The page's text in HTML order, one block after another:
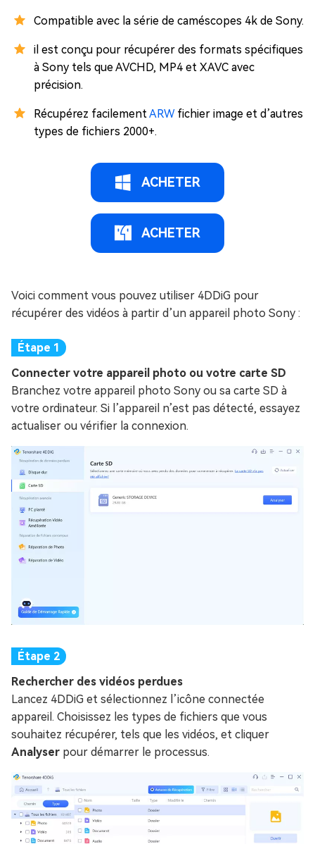
Compatible avec la série de caméscopes 4k de Sony.
il est conçu pour récupérer des formats spécifiques
à Sony tels que AVCHD, MP4 et XAVC avec
précision.
Récupérez facilementARWfichier image et d’autres
types de fichiers 2000+.
ACHETER
ACHETER
Voici comment vous pouvez utiliser 4DDiG pour
récupérer des vidéos à partir d’un appareil photo Sony :
Connecter votre appareil photo ou votre carte SD
Branchez votre appareil photo Sony ou sa carte SD à
votre ordinateur. Si l’appareil n’est pas détecté, essayez
actualiser ou vérifier la connexion.
Rechercher des vidéos perdues
Lancez 4DDiG et sélectionnez l’icône connectée
appareil. Choisissez les types de fichiers que vous
souhaitez récupérer, tels que les vidéos, et cliquer
Analyser pour démarrer le processus.